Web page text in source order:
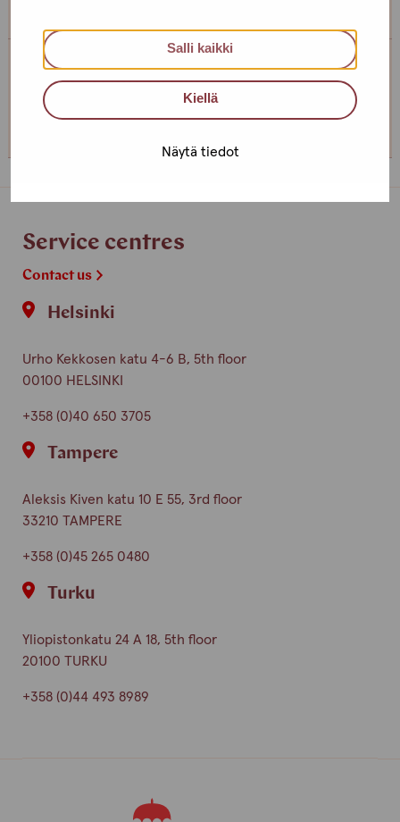
Salli kaikki
Kiellä
Näytä tiedot
Service centre Helsinki
+358 (0)40 650 3705
Service centres
Contact us
Helsinki
Urho Kekkosen katu 4-6 B, 5th floor
00100 HELSINKI
+358 (0)40 650 3705
Tampere
Aleksis Kiven katu 10 E 55, 3rd floor
33210 TAMPERE
+358 (0)45 265 0480
Turku
Yliopistonkatu 24 A 18, 5th floor
20100 TURKU
+358 (0)44 493 8989